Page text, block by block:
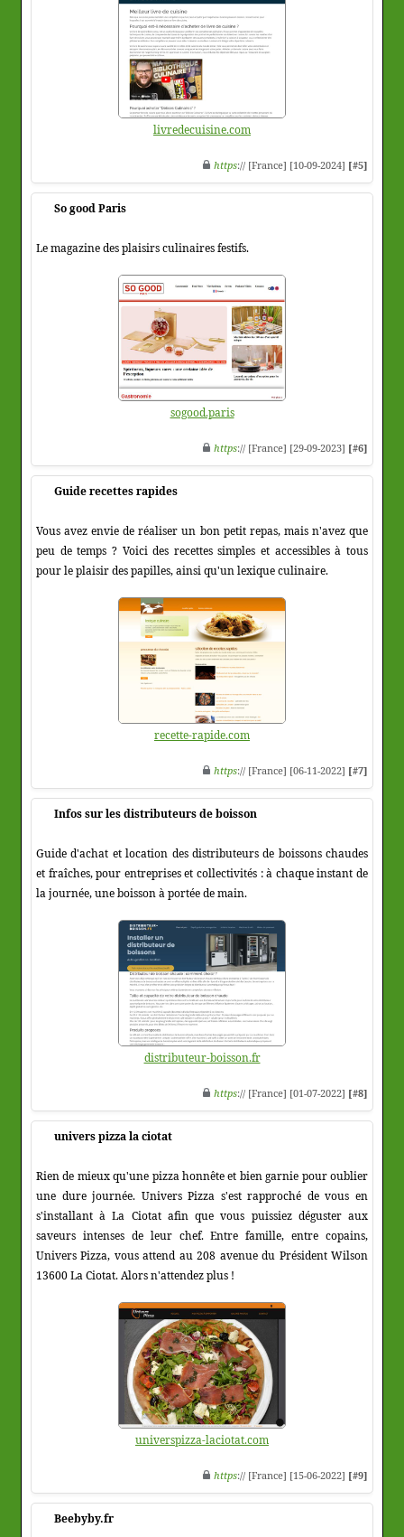
livredecuisine.com
https:// [France] [10-09-2024] [#5]
So good Paris
Le magazine des plaisirs culinaires festifs.
sogood.paris
https:// [France] [29-09-2023] [#6]
Guide recettes rapides
Vous avez envie de réaliser un bon petit repas, mais n'avez que
peu de temps ? Voici des recettes simples et accessibles à tous
pour le plaisir des papilles, ainsi qu'un lexique culinaire.
recette-rapide.com
https:// [France] [06-11-2022] [#7]
Infos sur les distributeurs de boisson
Guide d'achat et location des distributeurs de boissons chaudes
et fraîches, pour entreprises et collectivités : à chaque instant de
la journée, une boisson à portée de main.
distributeur-boisson.fr
https:// [France] [01-07-2022] [#8]
univers pizza la ciotat
Rien de mieux qu'une pizza honnête et bien garnie pour oublier
une dure journée. Univers Pizza s'est rapproché de vous en
s'installant à La Ciotat afin que vous puissiez déguster aux
saveurs intenses de leur chef. Entre famille, entre copains,
Univers Pizza, vous attend au 208 avenue du Président Wilson
13600 La Ciotat. Alors n'attendez plus !
universpizza-laciotat.com
https:// [France] [15-06-2022] [#9]
Beebyby.fr